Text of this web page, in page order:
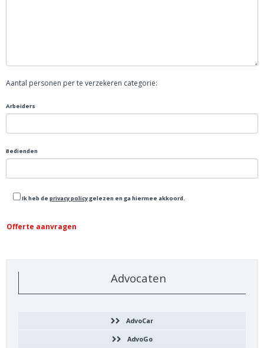
Aantal personen per te verzekeren categorie:
Arbeiders
Bedienden
Ik heb de privacy policygelezen en ga hiermee akkoord.
Advocaten
AdvoCar
AdvoGo